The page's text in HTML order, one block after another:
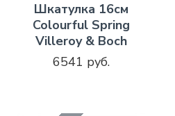
Шкатулка 16см
Colourful Spring
Villeroy & Boch
6541 руб.